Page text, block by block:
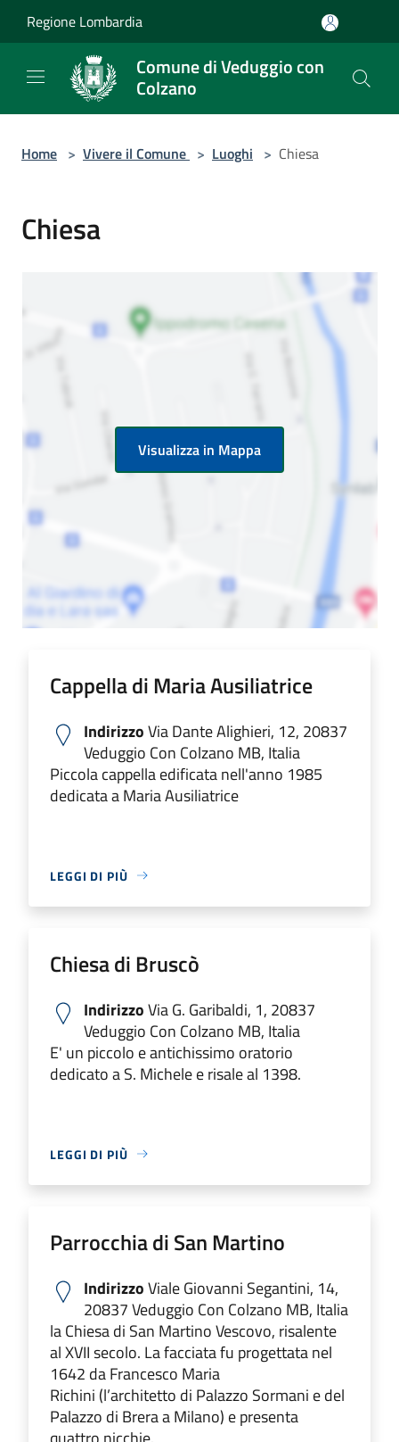
Regione Lombardia
Comune di Veduggio con
Colzano
Home > Vivere il Comune > Luoghi > Chiesa
Chiesa
Visualizza in Mappa
Cappella di Maria Ausiliatrice
IndirizzoVia Dante Alighieri, 12, 20837
Veduggio Con Colzano MB, Italia
Piccola cappella edificata nell'anno 1985
dedicata a Maria Ausiliatrice
LEGGI DI PIÙ
Chiesa di Bruscò
IndirizzoVia G. Garibaldi, 1, 20837
Veduggio Con Colzano MB, Italia
E' un piccolo e antichissimo oratorio
dedicato a S. Michele e risale al 1398.
LEGGI DI PIÙ
Parrocchia di San Martino
IndirizzoViale Giovanni Segantini, 14,
20837 Veduggio Con Colzano MB, Italia
la Chiesa di San Martino Vescovo, risalente
al XVII secolo. La facciata fu progettata nel
1642 da Francesco Maria
Richini (l’architetto di Palazzo Sormani e del
Palazzo di Brera a Milano) e presenta